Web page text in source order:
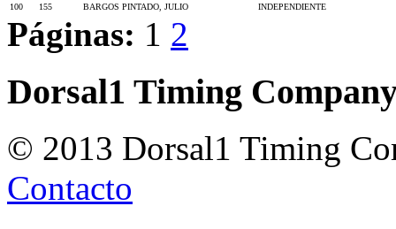
100
155 BARGOS PINTADO, JULIO INDEPENDIENTE
Páginas: 1 2
Dorsal1 Timing
© 2013 Dorsal1 Timing
Contacto